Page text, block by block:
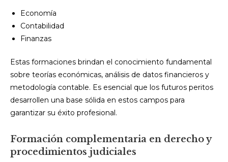
Economía
Contabilidad
Finanzas
Estas formaciones brindan el conocimiento fundamental
sobre teorías económicas, análisis de datos financieros y
metodología contable. Es esencial que los futuros peritos
desarrollen una base sólida en estos campos para
garantizar su éxito profesional.
Formación complementaria en derecho y
procedimientos judiciales